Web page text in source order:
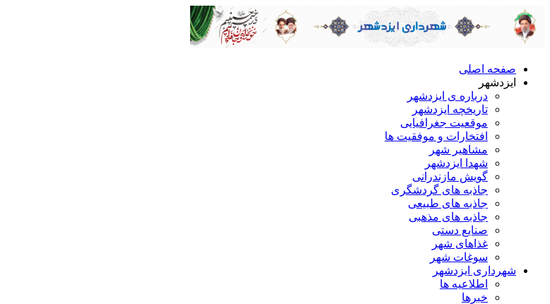
صفحه اصلی
ایزدشهر
درباره ی ایزدشهر
تاریخچه ایزدشهر
موقعیت جغرافیایی
افتخارات و موفقیت ها
مشاهیر شهر
شهدا ایزدشهر
گویش مازندرانی
جاذبه های گردشگری
جاذبه های طبیعی
جاذبه های مذهبی
صنایع دستی
غذاهای شهر
سوغات شهر
شهرداری ایزدشهر
اطلاعیه ها
خبرها